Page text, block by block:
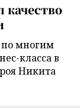
по многим
класса в
Никита